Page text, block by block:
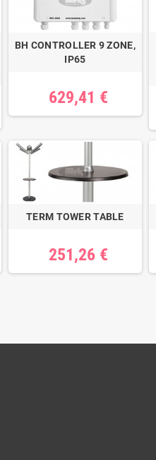
BH CONTROLLER 9 ZONE,
IP65
629,41 €
TERM TOWER TABLE
251,26 €